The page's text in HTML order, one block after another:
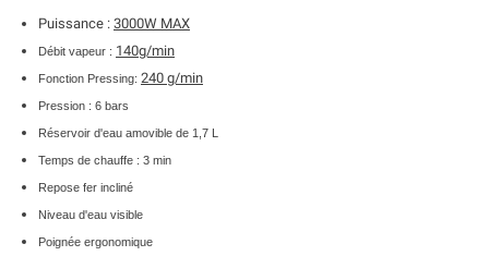
Puissance : 3000W MAX
Débit vapeur : 140g/min
Fonction Pressing: 240 g/min
Pression : 6 bars
Réservoir d'eau amovible de 1,7 L
Temps de chauffe : 3 min
Repose fer incliné
Niveau d'eau visible
Poignée ergonomique